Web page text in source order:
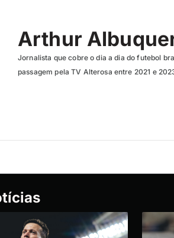
Arthur
Jornalista que cobre o dia a dia do futebol
passagem pela TV Alterosa entre 2021 e